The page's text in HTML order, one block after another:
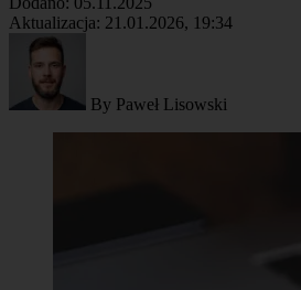
Aktualizacja: 21.01.2026, 19:34
By Paweł Lisowski